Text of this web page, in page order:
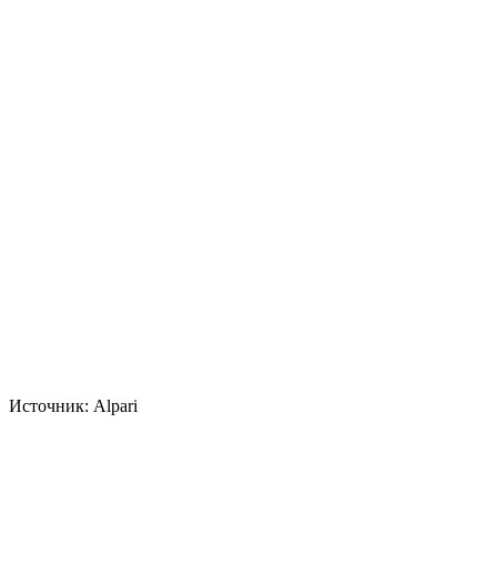
Источник: Alpari